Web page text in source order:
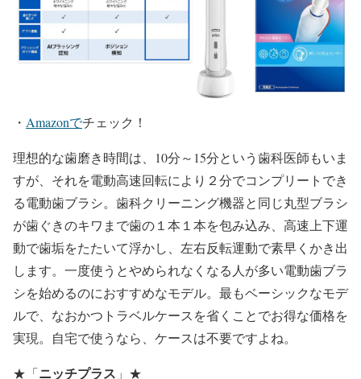
・ Amazonでチェック！
理想的な歯磨き時間は、10分～15分という歯科医師もいま
すが、それを電動高速回転により２分でコンプリートでき
る電動歯ブラシ。歯科クリーニング機器と同じ丸型ブラシ
が歯ぐきのキワまで歯の１本１本を包み込み、高速上下運
動で歯垢をたたいて浮かし、左右反転運動で素早くかき出
します。一度使うとやめられなくなる人が多い電動歯ブラ
シを始めるのにおすすめなモデル。最もベーシックなモデ
ルで、なおかつトラベルケースを省くことでお得な価格を
実現。自宅で使うなら、ケースは不要ですよね。
★ 「ニッチプラス 」 ★